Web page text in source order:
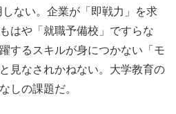
ない。企業が「即戦力」を求
はや「就職予備校」ですらな
するスキルが身につかない「モ
見なされかねない。大学教育の
しの課題だ。